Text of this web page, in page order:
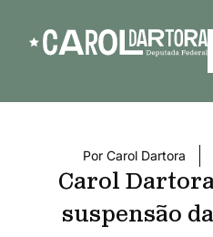
PorCarol Dartora
Carol
suspensão